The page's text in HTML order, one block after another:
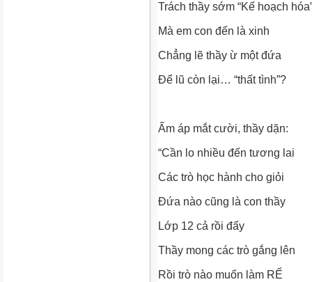
Trách thầy sớm “Kế hoạch
Mà em con đến là xinh
Chẳng lẽ thầy ừ một đứa
Để lũ còn lại… “thất tình”?
Ấm áp mắt cười, thầy dặn:
“Cần lo nhiều đến tương lai
Các trò học hành cho giỏi
Đứa nào cũng là con thầy
Lớp 12 cả rồi đấy
Thầy mong các trò gắng lên
Rồi trò nào muốn làm RỂ